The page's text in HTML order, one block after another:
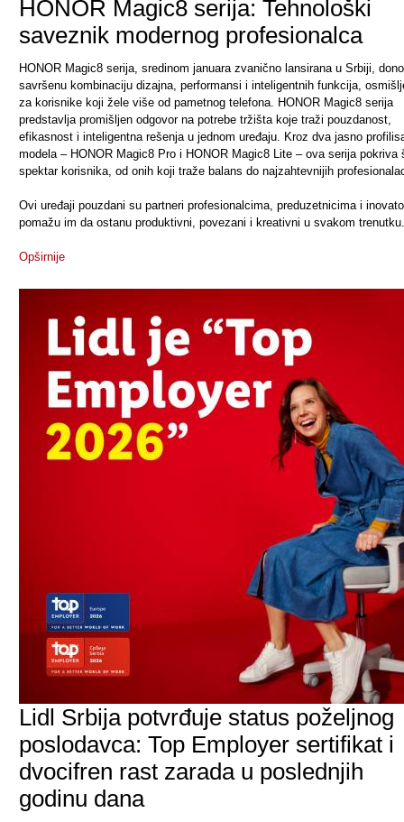
HONOR Magic8 serija: Tehnološki
saveznik modernog profesionalca
HONOR Magic8 serija, sredinom januara zvanično lansirana u Srbiji,
savršenu kombinaciju dizajna, performansi i inteligentnih funkcija,
za korisnike koji žele više od pametnog telefona. HONOR Magic8 serija
predstavlja promišljen odgovor na potrebe tržišta koje traži pouzdanost,
efikasnost i inteligentna rešenja u jednom uređaju. Kroz dva jasno
modela – HONOR Magic8 Pro i HONOR Magic8 Lite – ova serija pokriva
spektar korisnika, od onih koji traže balans do najzahtevnijih
Ovi uređaji pouzdani su partneri profesionalcima, preduzetnicima i
pomažu im da ostanu produktivni, povezani i kreativni u svakom trenutku.
Opširnije
Lidl Srbija potvrđuje status poželjnog
poslodavca: Top Employer sertifikat i
dvocifren rast zarada u poslednjih
godinu dana